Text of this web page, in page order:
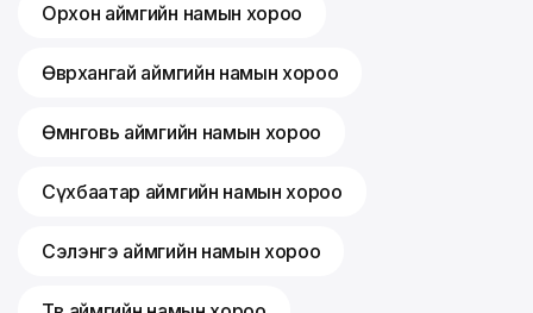
Орхон аймгийн намын хороо
Өвөрхангай аймгийн намын хороо
Өмнөговь аймгийн намын хороо
Сүхбаатар аймгийн намын хороо
Сэлэнгэ аймгийн намын хороо